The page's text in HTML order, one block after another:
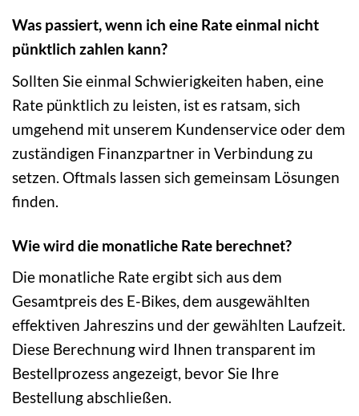
Was passiert, wenn ich eine Rate einmal nicht
pünktlich zahlen kann?
Sollten Sie einmal Schwierigkeiten haben, eine
Rate pünktlich zu leisten, ist es ratsam, sich
umgehend mit unserem Kundenservice oder dem
zuständigen Finanzpartner in Verbindung zu
setzen. Oftmals lassen sich gemeinsam Lösungen
finden.
Wie wird die monatliche Rate berechnet?
Die monatliche Rate ergibt sich aus dem
Gesamtpreis des E-Bikes, dem ausgewählten
effektiven Jahreszins und der gewählten Laufzeit.
Diese Berechnung wird Ihnen transparent im
Bestellprozess angezeigt, bevor Sie Ihre
Bestellung abschließen.